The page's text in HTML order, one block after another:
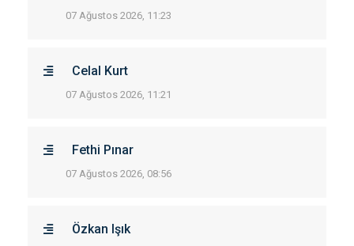
07 Ağustos 2026, 11:23
Celal Kurt
07 Ağustos 2026, 11:21
Fethi Pınar
07 Ağustos 2026, 08:56
Özkan Işık